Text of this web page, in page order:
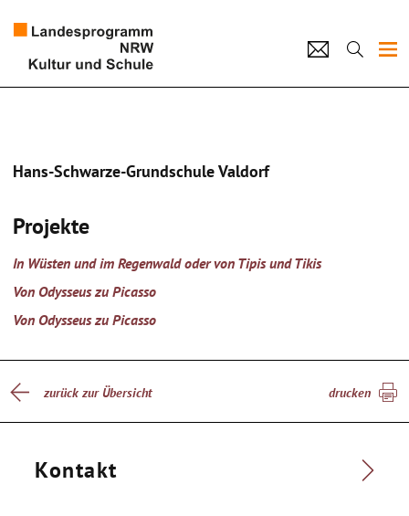
Kultur und Schule
Impressum
Hans-Schwarze-Grundschule Valdorf
Projekte
In Wüsten und im Regenwald oder von Tipis und Tikis
Von Odysseus zu Picasso
Von Odysseus zu Picasso
zurück zur Übersicht drucken
Kontakt